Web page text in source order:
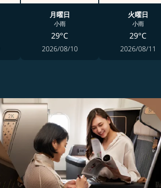
月曜日
小雨
29°C
2026/08/10
火曜日
小雨
29°C
2026/08/11